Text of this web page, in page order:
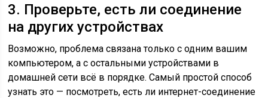
3. Проверьте, есть ли соединение
на других устройствах
Возможно, проблема связана только с одним вашим
компьютером, а с остальными устройствами в
домашней сети всё в порядке. Самый простой способ
узнать это — посмотреть, есть ли интернет-соединение